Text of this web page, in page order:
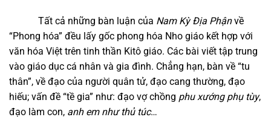
Tất cả những bàn luận của Nam Kỳ Địa Phậnvề
“Phong hóa” đều lấy gốc phong hóa Nho giáo kết hợp với
văn hóa Việt trên tinh thần Kitô giáo. Các bài viết tập trung
vào giáo dục cá nhân và gia đình. Chẳng hạn, bàn về “tu
thân”, về đạo của người quân tử, đạo cang thường, đạo
hiếu; vấn đề “tề gia” như: đạo vợ chồng phu xướng phụ tùy,
đạo làm con, anh em như thủ túc…